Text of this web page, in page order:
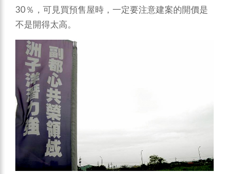
30％，可見買預售屋時，一定要注意建案的開價是
不是開得太高。